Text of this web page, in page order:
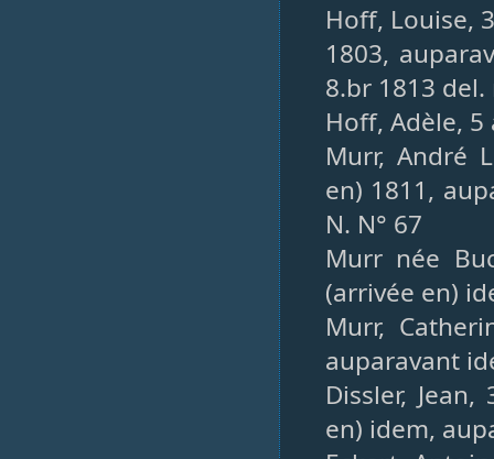
Hoff, Louise,
1803,
8.br 1813 del.
Hoff, Adèle,
Murr, André
en) 1811,
N. N° 67
Murr née
(arrivée en)
Murr,
auparavant
Dissler,
en) idem,